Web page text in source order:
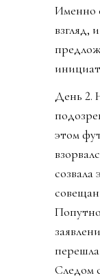
Именно
взгляд,
День 2.
этом
созвала
Следом